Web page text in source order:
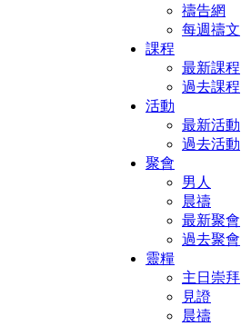
禱告網
每週禱文
課程
最新課程
過去課程
活動
最新活動
過去活動
聚會
男人
晨禱
最新聚會
過去聚會
靈糧
主日崇拜
見證
晨禱